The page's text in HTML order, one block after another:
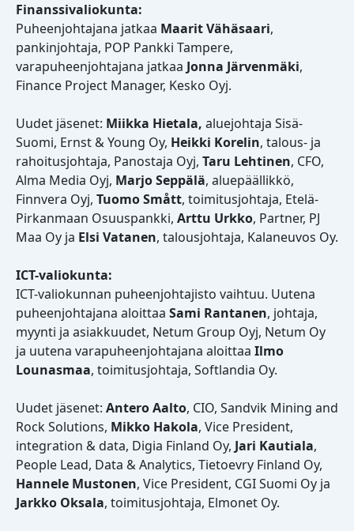
Finanssivaliokunta:
Puheenjohtajana jatkaa Maarit Vähäsaari,
pankinjohtaja, POP Pankki Tampere,
varapuheenjohtajana jatkaa Jonna Järvenmäki,
Finance Project Manager, Kesko Oyj.
Uudet jäsenet: Miikka Hietala, aluejohtaja Sisä-
Suomi, Ernst & Young Oy, Heikki Korelin, talous- ja
rahoitusjohtaja, Panostaja Oyj, Taru Lehtinen, CFO,
Alma Media Oyj, Marjo Seppälä, aluepäällikkö,
Finnvera Oyj, Tuomo Smått, toimitusjohtaja, Etelä-
Pirkanmaan Osuuspankki, Arttu Urkko, Partner, PJ
Maa Oy ja Elsi Vatanen, talousjohtaja, Kalaneuvos Oy.
ICT-valiokunta:
ICT-valiokunnan puheenjohtajisto vaihtuu. Uutena
puheenjohtajana aloittaa Sami Rantanen, johtaja,
myynti ja asiakkuudet, Netum Group Oyj, Netum Oy
ja uutena varapuheenjohtajana aloittaa Ilmo
Lounasmaa, toimitusjohtaja, Softlandia Oy.
Uudet jäsenet: Antero Aalto, CIO, Sandvik Mining and
Rock Solutions, Mikko Hakola, Vice President,
integration & data, Digia Finland Oy, Jari Kautiala,
People Lead, Data & Analytics, Tietoevry Finland Oy,
Hannele Mustonen, Vice President, CGI Suomi Oy ja
Jarkko Oksala, toimitusjohtaja, Elmonet Oy.